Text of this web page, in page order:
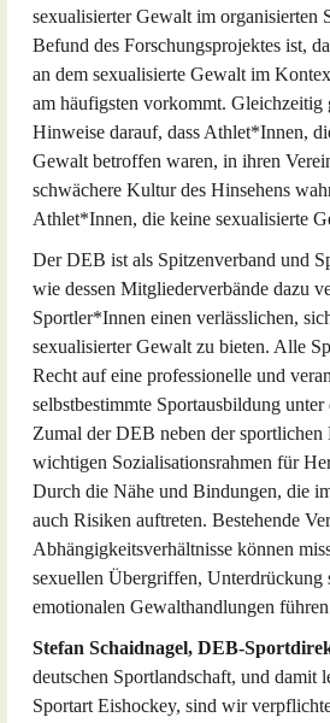
sexualisierter Gewalt im organisierten
Befund des Forschungsprojektes ist,
an dem sexualisierte Gewalt im
am häufigsten vorkommt. Gleichzeitig
Hinweise darauf, dass Athlet*Innen,
Gewalt betroffen waren, in ihren
schwächere Kultur des Hinsehens
Athlet*Innen, die keine sexualisierte
Der DEB ist als Spitzenverband und
wie dessen Mitgliederverbände dazu
Sportler*Innen einen verlässlichen,
sexualisierter Gewalt zu bieten. Alle
Recht auf eine professionelle und
selbstbestimmte Sportausbildung
Zumal der DEB neben der
wichtigen Sozialisationsrahmen für
Durch die Nähe und Bindungen, die
auch Risiken auftreten. Bestehende
Abhängigkeitsverhältnisse können
sexuellen Übergriffen, Unterdrückung
emotionalen Gewalthandlungen
Stefan Schaidnagel, DEB-
deutschen Sportlandschaft, und damit
Sportart Eishockey, sind wir